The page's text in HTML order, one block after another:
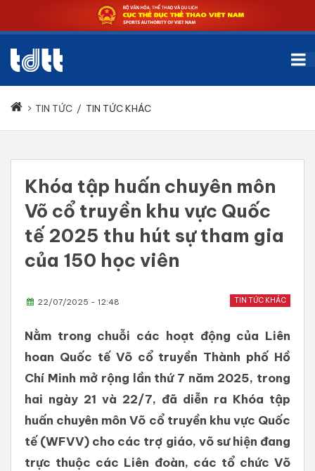
TIN TỨC / TIN TỨC KHÁC
Khóa tập huấn chuyên môn
Võ cổ truyền khu vực Quốc
tế 2025 thu hút sự tham gia
của 150 học viên
TIN TỨC KHÁC
22/07/2025 - 12:48
Nằm trong chuỗi các hoạt động của Liên
hoan Quốc tế Võ cổ truyền Thành phố Hồ
Chí Minh mở rộng lần thứ 7 năm 2025, trong
hai ngày 21 và 22/7, đã diễn ra Khóa tập
huấn chuyên môn Võ cổ truyền khu vực Quốc
tế (WFVV) cho các trợ giáo, võ sư hiện đang
trực thuộc các Liên đoàn, các tổ chức Võ